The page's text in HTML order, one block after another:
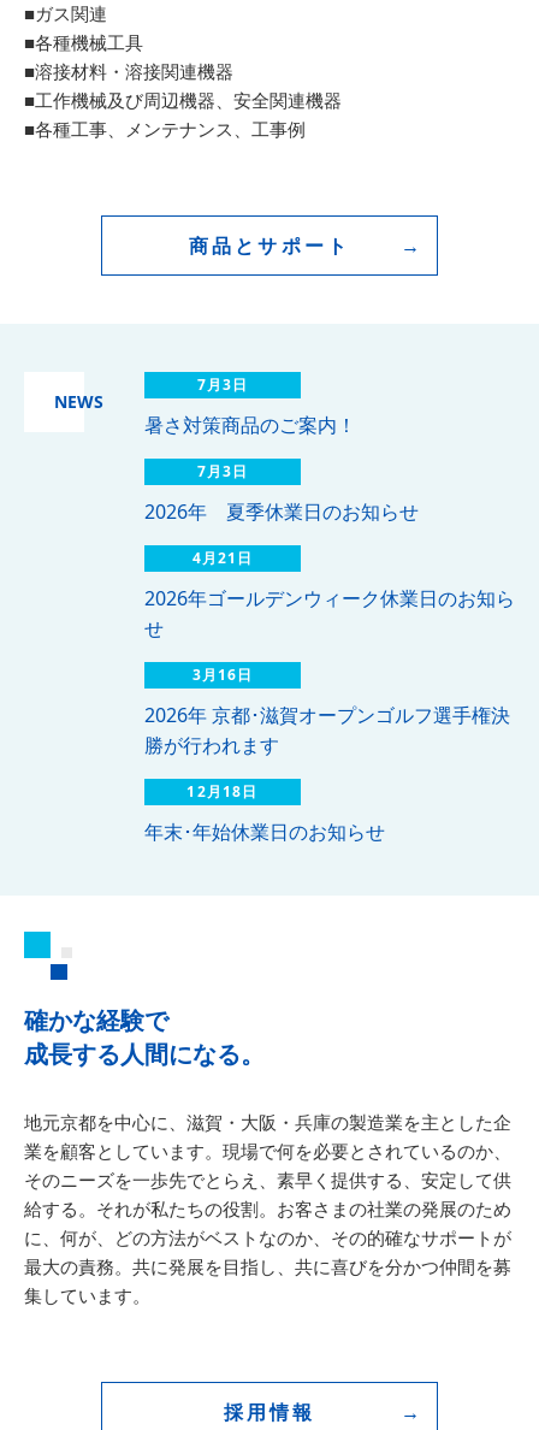
■ガス関連
■各種機械工具
■溶接材料・溶接関連機器
■工作機械及び周辺機器、安全関連機器
■各種工事、メンテナンス、工事例
商品とサポート
NEWS
7月3日
暑さ対策商品のご案内！
7月3日
2026年 夏季休業日のお知らせ
4月21日
2026年ゴールデンウィーク休業日のお知ら
せ
3月16日
2026年 京都･滋賀オープンゴルフ選手権決
勝が行われます
12月18日
年末･年始休業日のお知らせ
確かな経験で
成長する人間になる。
地元京都を中心に、滋賀・大阪・兵庫の製造業を主とした企
業を顧客としています。現場で何を必要とされているのか、
そのニーズを一歩先でとらえ、素早く提供する、安定して供
給する。それが私たちの役割。お客さまの社業の発展のため
に、何が、どの方法がベストなのか、その的確なサポートが
最大の責務。共に発展を目指し、共に喜びを分かつ仲間を募
集しています。
採用情報